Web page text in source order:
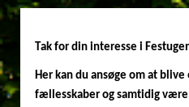
Tak for din interesse i
Her kan du ansøge om at
fællesskaber og samtidig